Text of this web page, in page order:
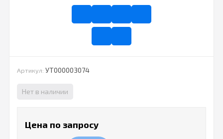
Артикул: УТ000003074
Нет в наличии
Цена по запросу